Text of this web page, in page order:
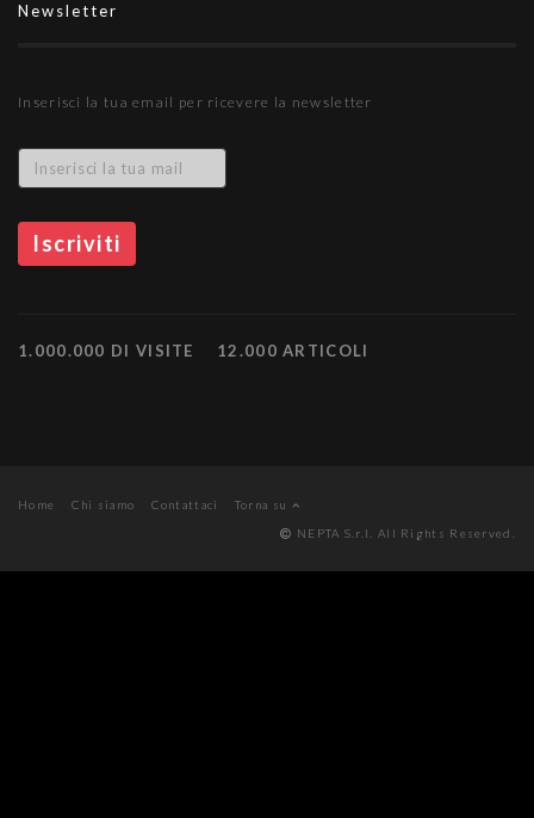
Newsletter
Inserisci la tua email per ricevere la newsletter
1.000.000 DI VISITE 12.000 ARTICOLI
Home Chi siamo Contattaci
Torna su
NEPTA S.r.l. All Rights Reserved.